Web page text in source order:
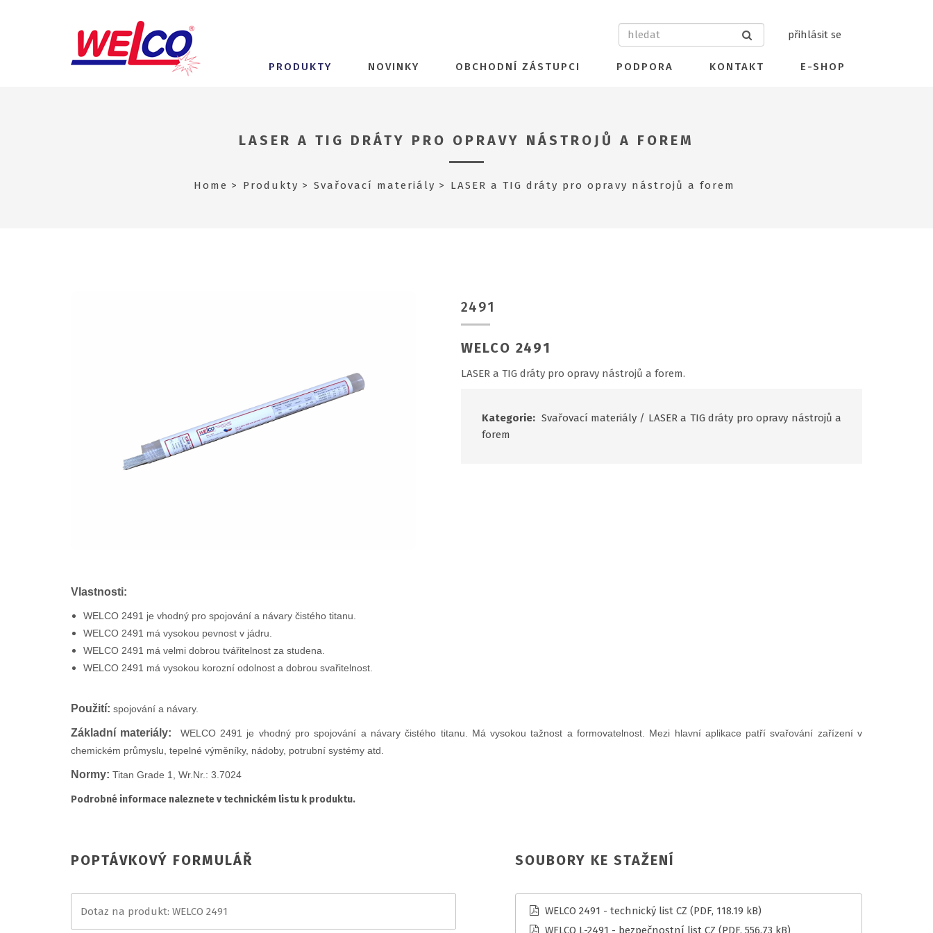
přihlásit se
PRODUKTY NOVINKY OBCHODNÍ ZÁSTUPCI PODPORA KONTAKT E-SHOP
LASER A TIG DRÁTY PRO OPRAVY NÁSTROJŮ A FOREM
Home Produkty Svařovací materiály LASER a TIG dráty pro opravy nástrojů a forem
2491
WELCO 2491
LASER a TIG dráty pro opravy nástrojů a forem.
Kategorie: Svařovací materiály/ LASER a TIG dráty pro opravy nástrojů a
forem
Vlastnosti:
WELCO 2491 je vhodný pro spojování a návary čistého titanu.
WELCO 2491 má vysokou pevnost v jádru.
WELCO 2491 má velmi dobrou tvářitelnost za studena.
WELCO 2491 má vysokou korozní odolnost a dobrou svařitelnost.
Použití: spojování a návary.
Základní materiály:
WELCO 2491 je vhodný pro spojování a návary čistého titanu. Má vysokou tažnost a formovatelnost. Mezi hlavní aplikace patří svařování zařízení v
chemickém průmyslu, tepelné výměníky, nádoby, potrubní systémy atd.
Normy: Titan Grade 1, Wr.Nr.: 3.7024
Podrobné informace naleznete v technickém listu k produktu.
SOUBORY KE STAŽENÍ
WELCO 2491 - technický list CZ (PDF, 118.19 kB)
WELCO L-2491 - bezpečnostní list CZ (PDF, 556.73 kB)
POPTÁVKOVÝ FORMULÁŘ